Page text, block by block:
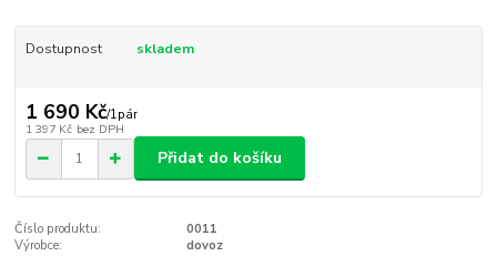
Dostupnost skladem
1 690 Kč/1pár
1 397 Kč bez DPH
Přidat do košíku
Číslo produktu:
0011
Výrobce:
dovoz